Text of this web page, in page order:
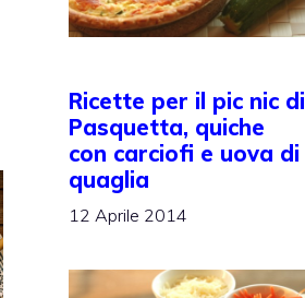
Ricette per il pic nic di
Pasquetta, quiche
con carciofi e uova di
quaglia
12 Aprile 2014